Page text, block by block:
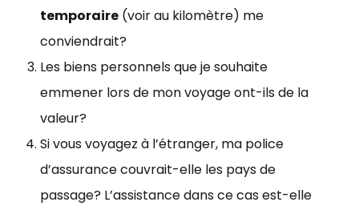
temporaire (voir au kilomètre) me
conviendrait?
Les biens personnels que je souhaite
emmener lors de mon voyage ont-ils de la
valeur?
Si vous voyagez à l’étranger, ma police
d’assurance couvrait-elle les pays de
passage? L’assistance dans ce cas est-elle